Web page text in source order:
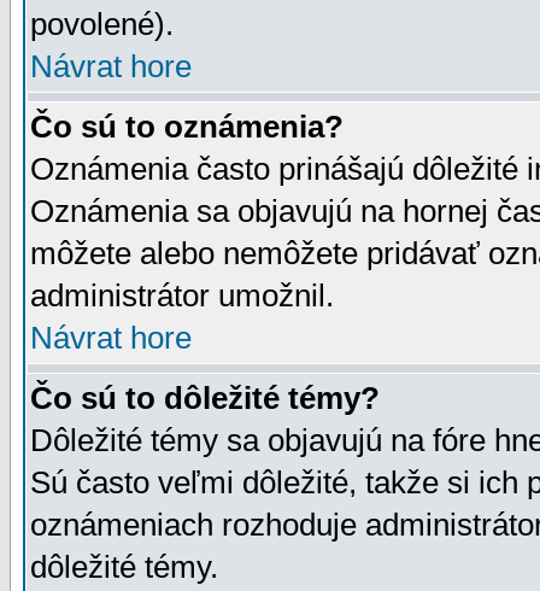
povolené).
Návrat hore
Čo sú to oznámenia?
Oznámenia často prinášajú dôležité
Oznámenia sa objavujú na hornej
môžete alebo nemôžete pridávať
administrátor umožnil.
Návrat hore
Čo sú to dôležité témy?
Dôležité témy sa objavujú na fóre
Sú často veľmi dôležité, takže si ich
oznámeniach rozhoduje
dôležité témy.